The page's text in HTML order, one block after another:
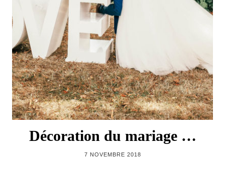
Décoration du mariage …
7 NOVEMBRE 2018